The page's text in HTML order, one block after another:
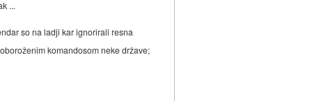
...
so na ladji kar ignorirali resna
komandosom neke države;